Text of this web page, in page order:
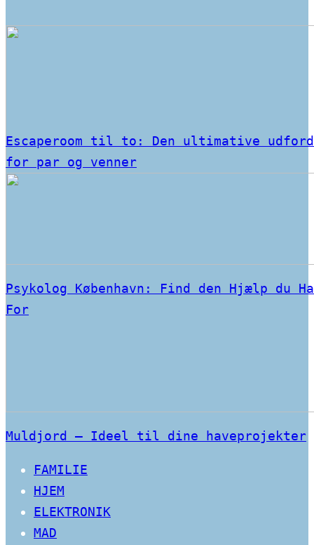
Escaperoom til to: Den ultimative
for par og venner
Psykolog København: Find den Hjælp du
For
Muldjord – Ideel til dine haveprojekter
FAMILIE
HJEM
ELEKTRONIK
MAD